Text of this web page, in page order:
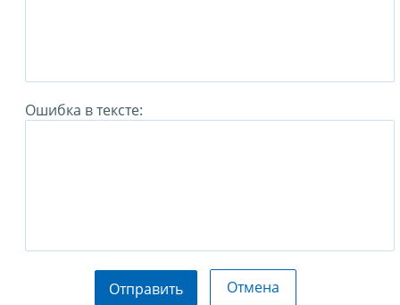
Ошибка в тексте:
Отправить Отмена